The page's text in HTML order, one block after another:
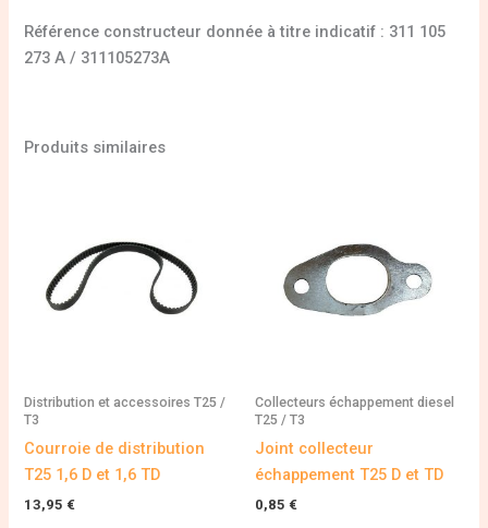
Référence constructeur donnée à titre indicatif : 311 105
273 A / 311105273A
Produits similaires
Distribution et accessoires T25 /
T3
Courroie de distribution
T25 1,6 D et 1,6 TD
13,95 €
Collecteurs échappement diesel
T25 / T3
Joint collecteur
échappement T25 D et TD
0,85 €